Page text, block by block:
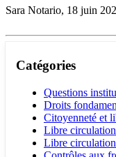
Sara Notario, 18 juin
Catégories
Questions
Droits
Citoyenneté et
Libre circulation
Libre